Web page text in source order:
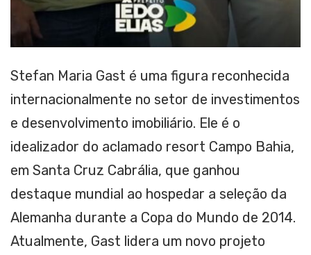
Stefan Maria Gast é uma figura reconhecida
internacionalmente no setor de investimentos
e desenvolvimento imobiliário. Ele é o
idealizador do aclamado resort Campo Bahia,
em Santa Cruz Cabrália, que ganhou
destaque mundial ao hospedar a seleção da
Alemanha durante a Copa do Mundo de 2014.
Atualmente, Gast lidera um novo projeto